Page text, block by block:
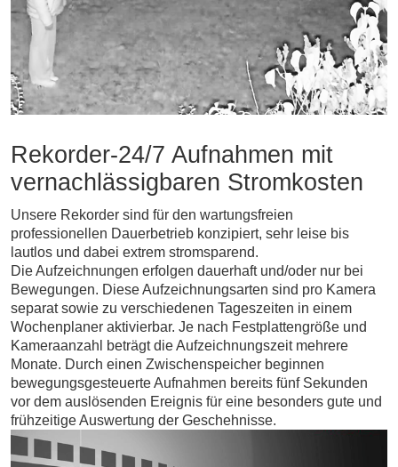
Rekorder-24/7 Aufnahmen mit
vernachlässigbaren Stromkosten
Unsere Rekorder sind für den wartungsfreien
professionellen Dauerbetrieb konzipiert, sehr leise bis
lautlos und dabei extrem stromsparend.
Die Aufzeichnungen erfolgen dauerhaft und/oder nur bei
Bewegungen. Diese Aufzeichnungsarten sind pro Kamera
separat sowie zu verschiedenen Tageszeiten in einem
Wochenplaner aktivierbar. Je nach Festplattengröße und
Kameraanzahl beträgt die Aufzeichnungszeit mehrere
Monate. Durch einen Zwischenspeicher beginnen
bewegungsgesteuerte Aufnahmen bereits fünf Sekunden
vor dem auslösenden Ereignis für eine besonders gute und
frühzeitige Auswertung der Geschehnisse.